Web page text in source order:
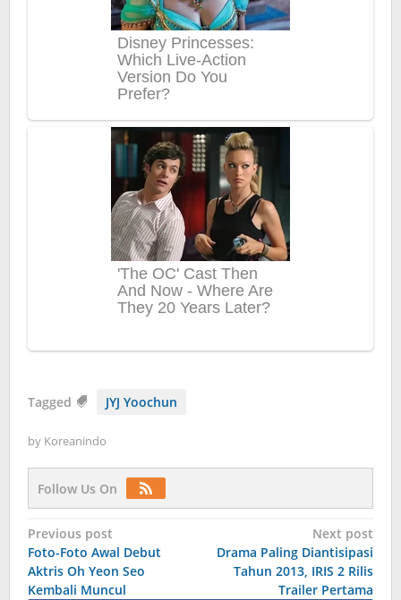
Tagged JYJ Yoochun
by Koreanindo
Follow Us On
Post
navigation
Previous post
Foto-Foto Awal Debut
Aktris Oh Yeon Seo
Kembali Muncul
Next post
Drama Paling Diantisipasi
Tahun 2013, IRIS 2 Rilis
Trailer Pertama